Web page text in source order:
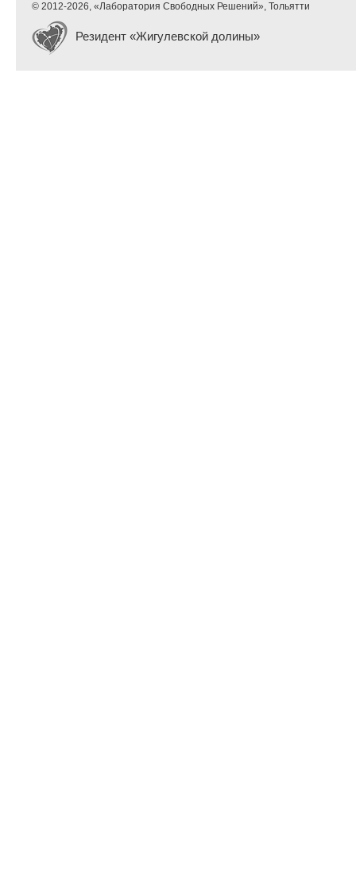
© 2012-2026, «Лаборатория Свободных Решений», Тольятти
Резидент «Жигулевской долины»